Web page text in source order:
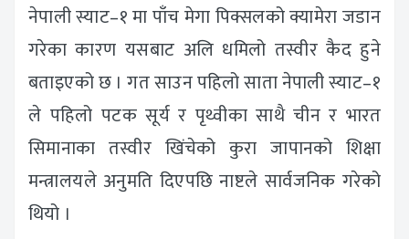
नेपाली स्याट–१ मा पाँच मेगा पिक्सलको क्यामेरा जडान
गरेका कारण यसबाट अलि धमिलो तस्वीर कैद हुने
बताइएको छ । गत साउन पहिलो साता नेपाली स्याट–१
ले पहिलो पटक सूर्य र पृथ्वीका साथै चीन र भारत
सिमानाका तस्वीर खिंचेको कुरा जापानको शिक्षा
मन्त्रालयले अनुमति दिएपछि नाष्टले सार्वजनिक गरेको
थियो ।